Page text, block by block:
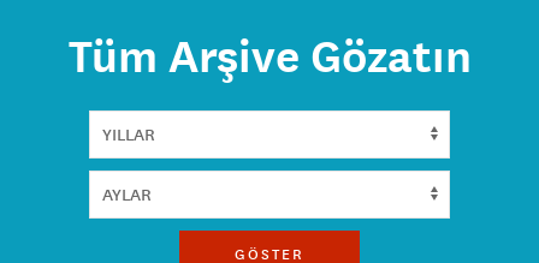
Tüm Arşive Gözatın
GÖSTER